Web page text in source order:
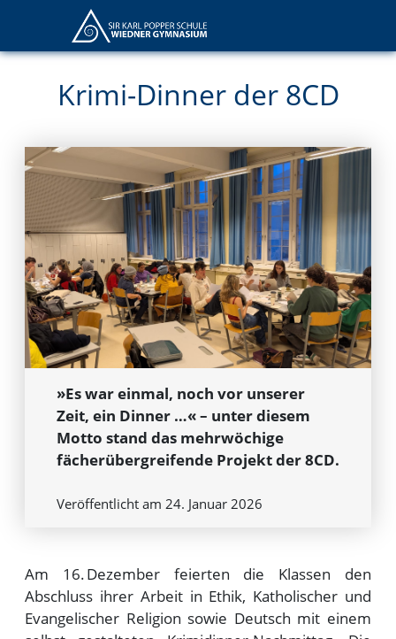
Krimi-Dinner der 8CD
»Es war einmal, noch vor unserer
Zeit, ein Dinner …« – unter diesem
Motto stand das mehrwöchige
fächerübergreifende Projekt der 8CD.
Veröffentlicht am 24. Januar 2026
Am 16. Dezember feierten die Klassen den
Abschluss ihrer Arbeit in Ethik, Katholischer und
Evangelischer Religion sowie Deutsch mit einem